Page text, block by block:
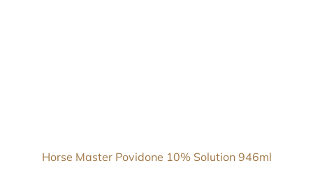
Horse Master Povidone 10% Solution 946ml